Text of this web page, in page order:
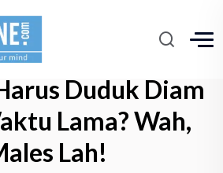
Duduk Diam
Lama? Wah,
Lah!